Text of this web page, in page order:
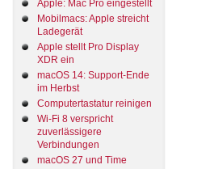
Apple: Mac Pro eingestellt
Mobilmacs: Apple streicht
Ladegerät
Apple stellt Pro Display
XDR ein
macOS 14: Support-Ende
im Herbst
Computertastatur reinigen
Wi-Fi 8 verspricht
zuverlässigere
Verbindungen
macOS 27 und Time